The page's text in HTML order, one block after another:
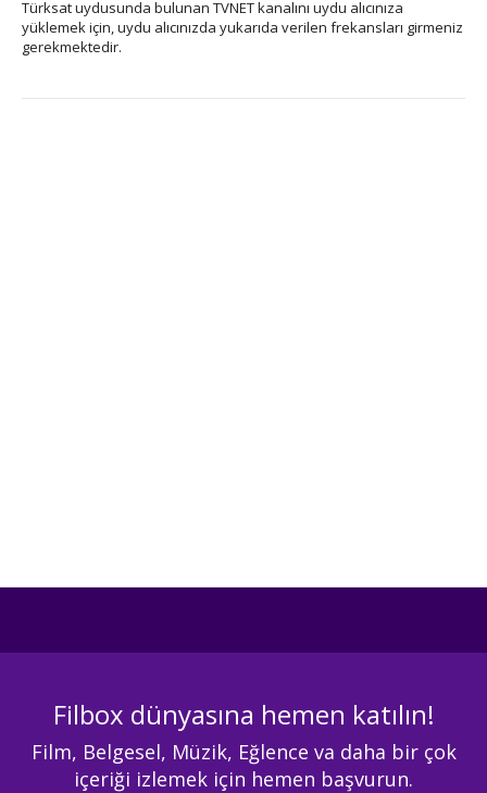
Türksat uydusunda bulunan TVNET kanalını uydu alıcınıza
yüklemek için, uydu alıcınızda yukarıda verilen frekansları girmeniz
gerekmektedir.
Filbox dünyasına hemen katılın!
Film, Belgesel, Müzik, Eğlence va daha bir çok
içeriği izlemek için hemen başvurun.